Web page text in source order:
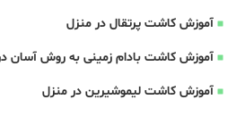
آموزش کاشت پرتقال در منزل
آموزش کاشت بادام زمینی به روش آسان
آموزش کاشت لیموشیرین در منزل